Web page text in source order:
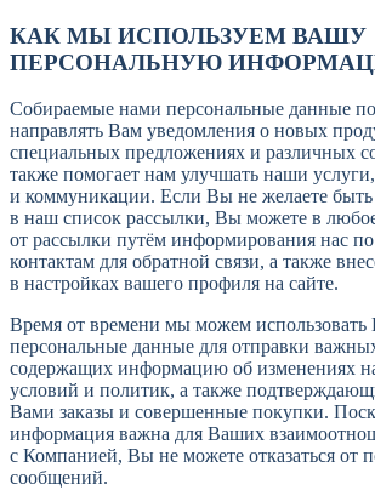
КАК МЫ ИСПОЛЬЗУЕМ ВАШУ
ПЕРСОНАЛЬНУЮ
Собираемые нами персональные данные
направлять Вам уведомления о новых
специальных предложениях и различных
также помогает нам улучшать наши
и коммуникации. Если Вы не желаете
в наш список рассылки, Вы можете в любое
от рассылки путём информирования нас
контактам для обратной связи, а также
в настройках вашего профиля на сайте.
Время от времени мы можем
персональные данные для отправки
содержащих информацию об изменениях
условий и политик, а также
Вами заказы и совершенные покупки.
информация важна для Ваших
с Компанией, Вы не можете отказаться от
сообщений.